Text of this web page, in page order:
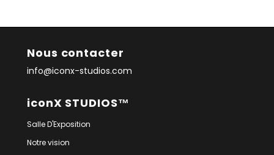
Nous contacter
info@iconx-studios.com
iconX STUDIOS™
Salle D'Exposition
Notre vision